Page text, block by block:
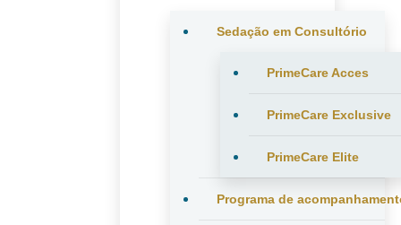
Sedação em Consultório
PrimeCare Acces
PrimeCare Exclusive
PrimeCare Elite
Programa de